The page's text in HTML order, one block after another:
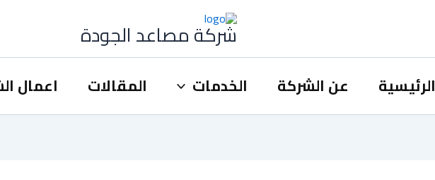
شركة مصاعد الجودة
الرئيسية عن الشركة الخدمات المقالات اعمال